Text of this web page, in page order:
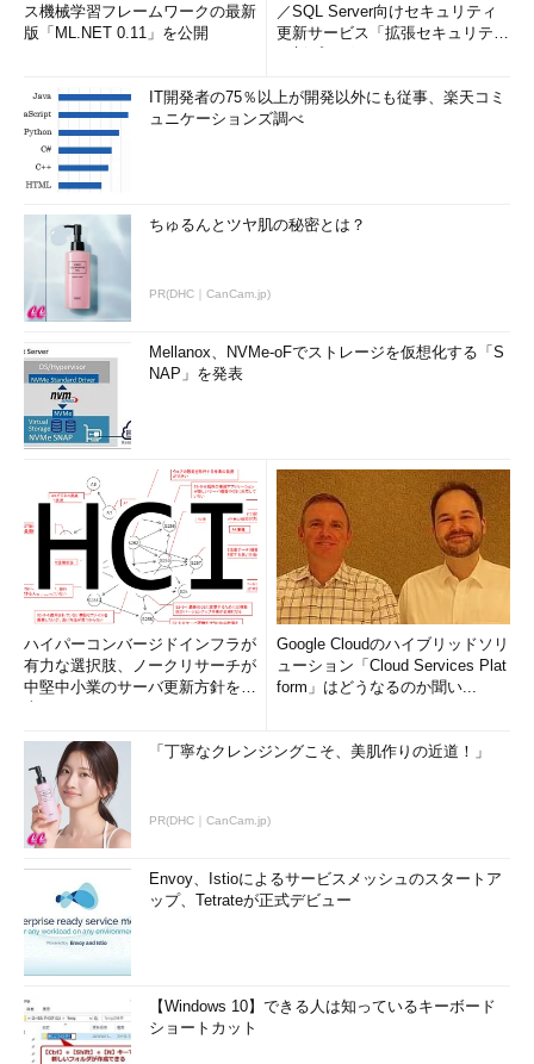
ス機械学習フレームワークの最新
版「ML.NET 0.11」を公開
／SQL Server向けセキュリティ
更新サービス「拡張セキュリティ
IT開発者の75％以上が開発以外にも従事、楽天コミ
ュニケーションズ調べ
ちゅるんとツヤ肌の秘密とは？
PR(DHC｜CanCam.jp)
Mellanox、NVMe-oFでストレージを仮想化する「S
NAP」を発表
ハイパーコンバージドインフラが
有力な選択肢、ノークリサーチが
中堅中小業のサーバ更新方針を調
Google Cloudのハイブリッドソリ
ューション「Cloud Services Plat
form」はどうなるのか聞い...
「丁寧なクレンジングこそ、美肌作りの近道！」
PR(DHC｜CanCam.jp)
Envoy、Istioによるサービスメッシュのスタートア
ップ、Tetrateが正式デビュー
【Windows 10】できる人は知っているキーボード
ショートカット